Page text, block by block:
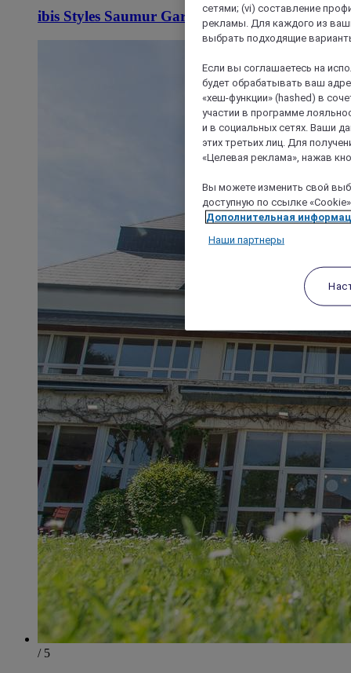
ibis Styles Saumur Gare Centre
/ 5
сетями; (vi) составление
рекламы. Для каждого из
выбрать подходящие
Если вы соглашаетесь на
будет обрабатывать ваш
«хеш-функции» (hashed) в
участии в программе
и в социальных сетях. Ваши
этих третьих лиц. Для
«Целевая реклама», нажав
Вы можете изменить свой
доступную по ссылке
Дополнительная
Наши партнеры